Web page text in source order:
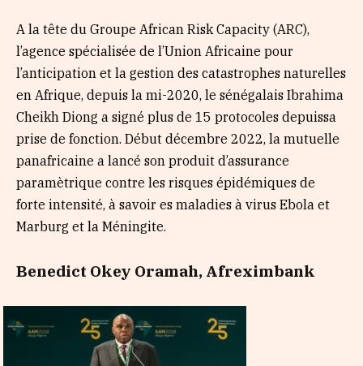
A la tête du Groupe African Risk Capacity (ARC),
l’agence spécialisée de l’Union Africaine pour
l’anticipation et la gestion des catastrophes naturelles
en Afrique, depuis la mi-2020, le sénégalais Ibrahima
Cheikh Diong a signé plus de 15 protocoles depuissa
prise de fonction. Début décembre 2022, la mutuelle
panafricaine a lancé son produit d’assurance
paramètrique contre les risques épidémiques de
forte intensité, à savoir es maladies à virus Ebola et
Marburg et la Méningite.
Benedict Okey Oramah, Afreximbank